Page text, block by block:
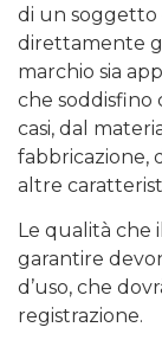
di un soggetto
direttamente
marchio sia
che soddisfino
casi, dal
fabbricazione,
altre
Le qualità che
garantire
d’uso, che
registrazione.